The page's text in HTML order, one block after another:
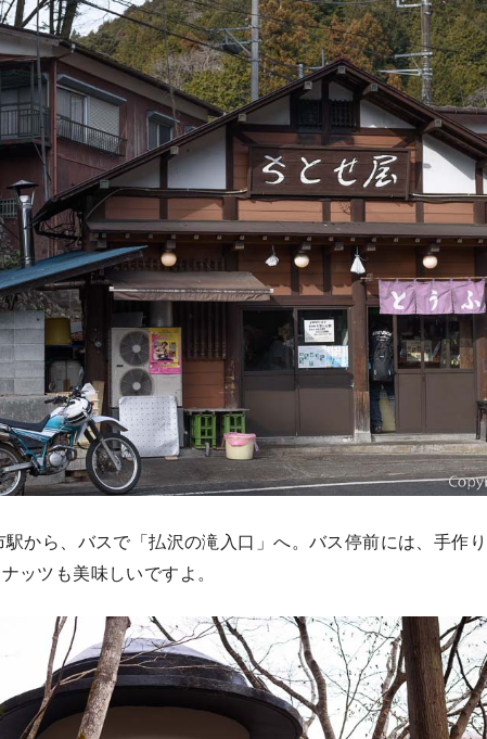
から、バスで「払沢の滝入口」へ。バス停前には、手作
ッツも美味しいですよ。